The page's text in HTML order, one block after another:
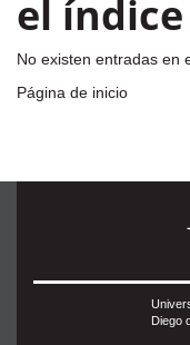
el índice
No existen entradas en
Página de inicio
Diego